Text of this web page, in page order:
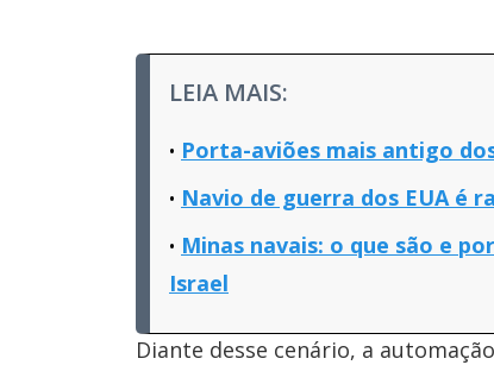
LEIA MAIS:
Porta-aviões mais antigo
Navio de guerra dos EUA é
Minas navais: o que são e
Israel
Diante desse cenário, a